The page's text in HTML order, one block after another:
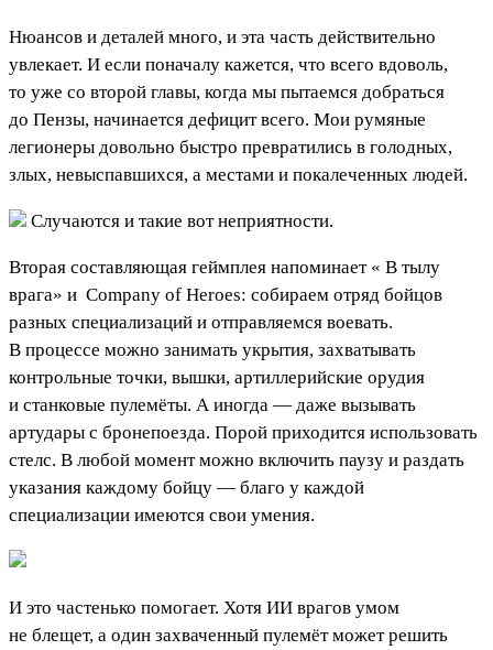
Нюансов и деталей много, и эта часть действительно
увлекает. И если поначалу кажется, что всего вдоволь,
то уже со второй главы, когда мы пытаемся добраться
до Пензы, начинается дефицит всего. Мои румяные
легионеры довольно быстро превратились в голодных,
злых, невыспавшихся, а местами и покалеченных людей.
Случаются и такие вот неприятности.
Вторая составляющая геймплея напоминает « В тылу
врага» и Company of Heroes: собираем отряд бойцов
разных специализаций и отправляемся воевать.
В процессе можно занимать укрытия, захватывать
контрольные точки, вышки, артиллерийские орудия
и станковые пулемёты. А иногда — даже вызывать
артудары с бронепоезда. Порой приходится использовать
стелс. В любой момент можно включить паузу и раздать
указания каждому бойцу — благо у каждой
специализации имеются свои умения.
И это частенько помогает. Хотя ИИ врагов умом
не блещет, а один захваченный пулемёт может решить